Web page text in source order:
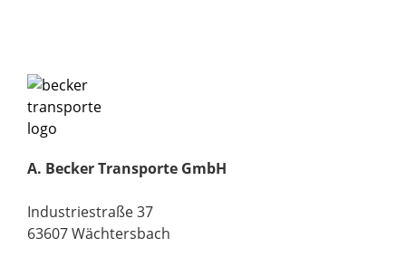
A. Becker Transporte GmbH
Industriestraße 37
63607 Wächtersbach